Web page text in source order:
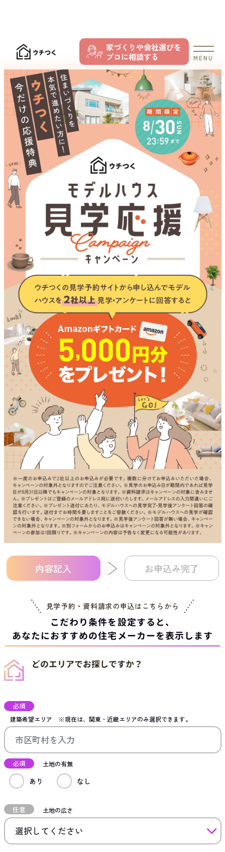
MENU
家づくりや会社選びを
プロに相談する
内容記入 お申込み完了
見学予約・資料請求の申込は こちらから
こだわり条件を設定すると、
あなたにおすすめの住宅メーカーを表示します
どのエリアでお探しですか？
必須
建築希望エリア ※現在は、関東・近畿エリアのみ選択できます。
必須 土地の有無
あり なし
任意 土地の広さ